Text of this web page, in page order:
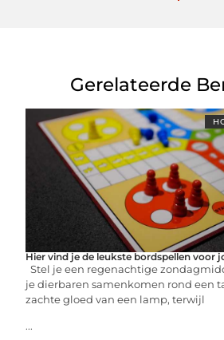
Gerelateerde
Hier vind je de leukste bordspellen voor
Stel je een regenachtige
je dierbaren samenkomen rond een
zachte gloed van een lamp, terwijl
...